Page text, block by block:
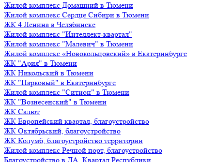
Жилой комплекс Домашний в Тюмени
Жилой комплекс Сердце Сибири в Тюмени
ЖК 4 Ленина в Челябинске
Жилой комплекс "Интеллект-квартал"
Жилой комплекс "Малевич" в Тюмени
Жилой комплекс «Новокольцовский» в Екатеринбурге
ЖК "Ария" в Тюмени
ЖК Никольский в Тюмени
ЖК "Парковый" в Екатеринбурге
Жилой комплекс "Ситион" в Тюмени
ЖК "Вознесенский" в Тюмени
ЖК Салют
ЖК Европейский квартал, благоустройство
ЖК Октябрьский, благоустройство
ЖК Колумб, благоустройство территории
Жилой комплекс Речной порт, благоустройство
Благоустройство в ДА. Квартал Республики